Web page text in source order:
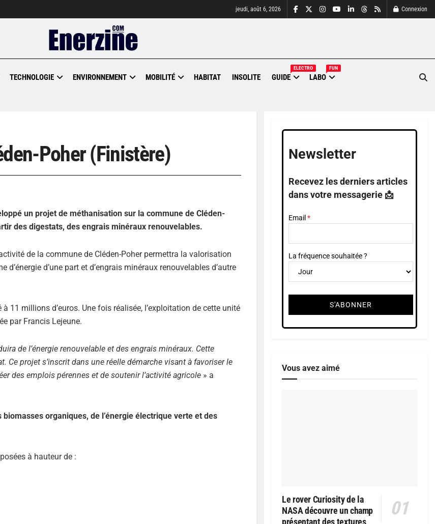
jeudi, août 6, 2026 Connexion
TECHNOLOGIE ENVIRONNEMENT MOBILITÉ HABITAT INSOLITE GUIDE
ELECTRO
LABO
FUN
Poher (Finistère)
un projet de méthanisation sur la commune de Cléden-
des digestats, des engrais minéraux renouvelables.
de la commune de Cléden-Poher permettra la valorisation
d’une part et d’engrais minéraux renouvelables d’autre
11 millions d’euros. Une fois réalisée, l’exploitation de cette unité
par Francis Lejeune.
de l’énergie renouvelable et des engrais minéraux. Cette
Ce projet s’inscrit dans une réelle démarche visant à favoriser le
des emplois pérennes et de soutenir l’activité agricole » a
organiques, de l’énergie électrique verte et des
à hauteur de :
Newsletter
Recevez les derniers articles
dans votre messagerie 📩
Email
La fréquence souhaitée ?
Vous avez aimé
Le rover Curiosity de la
NASA découvre un champ
présentant des textures